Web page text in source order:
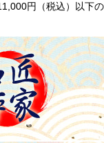
円（税込）以下